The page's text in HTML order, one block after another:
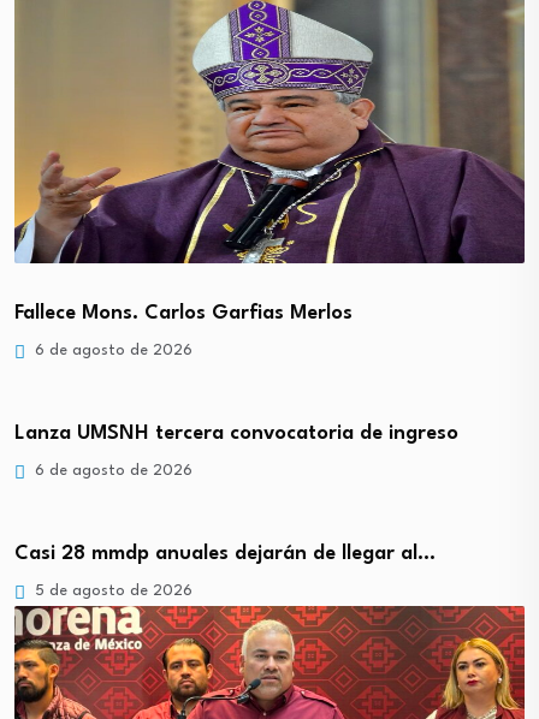
Fallece Mons. Carlos Garfias Merlos
6 de agosto de 2026
Lanza UMSNH tercera convocatoria de ingreso
6 de agosto de 2026
Casi 28 mmdp anuales dejarán de llegar al…
5 de agosto de 2026